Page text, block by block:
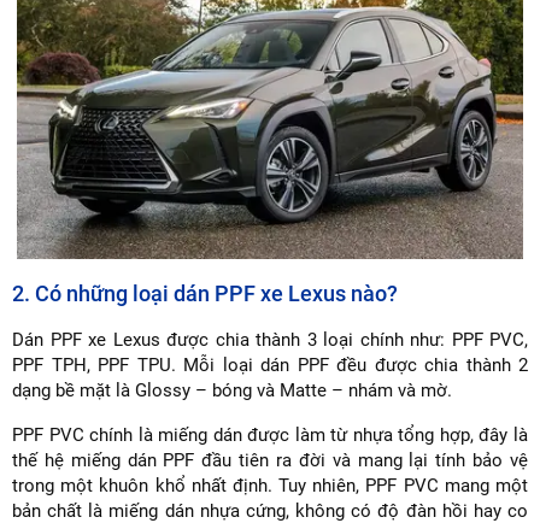
2. Có những loại dán PPF xe Lexus nào?
Dán PPF xe Lexus được chia thành 3 loại chính như: PPF PVC,
PPF TPH, PPF TPU. Mỗi loại dán PPF đều được chia thành 2
dạng bề mặt là Glossy – bóng và Matte – nhám và mờ.
PPF PVC chính là miếng dán được làm từ nhựa tổng hợp, đây là
thế hệ miếng dán PPF đầu tiên ra đời và mang lại tính bảo vệ
trong một khuôn khổ nhất định. Tuy nhiên, PPF PVC mang một
bản chất là miếng dán nhựa cứng, không có độ đàn hồi hay co